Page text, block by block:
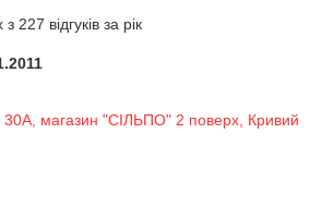
227 відгуків за рік
30А, магазин "СІЛЬПО" 2 поверх, Кривий